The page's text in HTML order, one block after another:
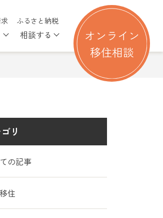
ふるさと納税
行ってみる
Show submenu for 情報を集める
相談する Show submenu for 相談す
オンライン
移住相談
リ
の記事
住